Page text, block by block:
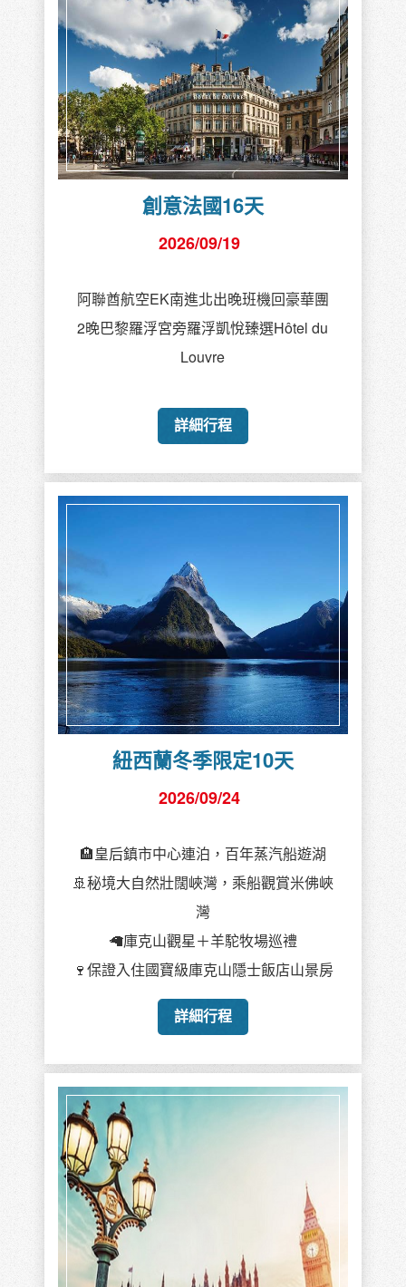
創意法國16天
2026/09/19
阿聯酋航空EK南進北出晚班機回豪華團
2晚巴黎羅浮宮旁羅浮凱悅臻選Hôtel du
Louvre
詳細行程
紐西蘭冬季限定10天
2026/09/24
🏨皇后鎮市中心連泊，百年蒸汽船遊湖
🚢秘境大自然壯闊峽灣，乘船觀賞米佛峽
灣
🦙庫克山觀星＋羊駝牧場巡禮
🍷保證入住國寶級庫克山隱士飯店山景房
詳細行程